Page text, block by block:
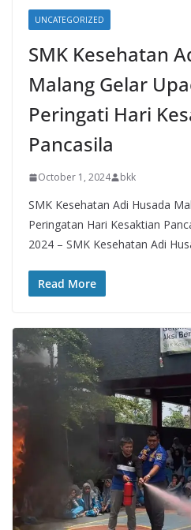
UNCATEGORIZED
SMK Kesehatan
Malang Gelar
Peringati Hari
Pancasila
October 1, 2024 bkk
SMK Kesehatan Adi Husada
Peringatan Hari Kesaktian
2024 – SMK Kesehatan Adi
Read More